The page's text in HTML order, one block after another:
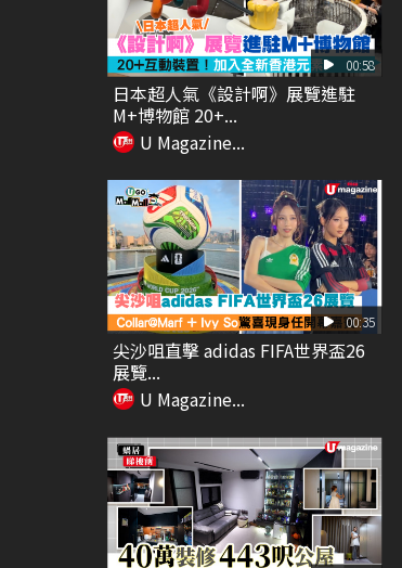
00:58
日本超人氣《設計啊》展覽進駐
M+博物館 20+...
U Magazine...
00:35
尖沙咀直擊 adidas FIFA世界盃26
展覽...
U Magazine...